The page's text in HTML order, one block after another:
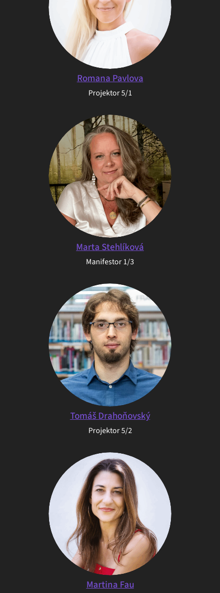
Romana Pavlova
Projektor 5/1
Marta Stehlíková
Manifestor 1/3
Tomáš Drahoňovský
Projektor 5/2
Martina Fau